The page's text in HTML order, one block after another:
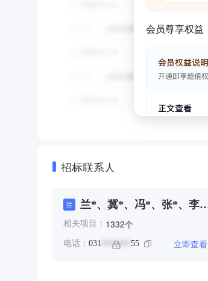
会员尊享权益
招标联系人
兰
兰*、冀*、冯*、张*、李
相关项目： 1332个
电话： 031 ******* 55 立即查看